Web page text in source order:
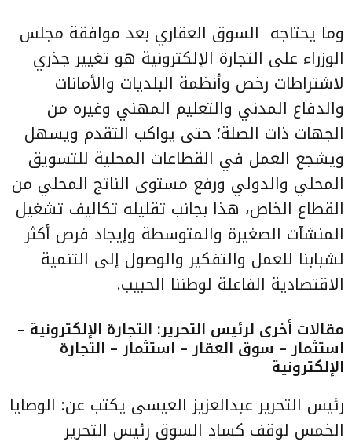
وما يحتاجه السوق العقاري بعد موافقة مجلس
الوزراء على التجارة الإلكترونية هو تغيير جذري
لاشتراطات رخص وأنظمة البلديات والأمانات
والدفاع المدني والتعليم المهني وغيره من
الجهات ذات الصلة؛ حتى يواكب التقدم ويسهل
ويشجع العمل في القطاعات المحلية للتسويق
المحلي والدولي ورفع مستوى الناتج المحلي من
القطاع الخاص، هذا بجانب تقليله تكاليف تشغيل
المنشآت الصغيرة والمتوسطة وإيجاد فرص أكثر
لشبابنا للعمل والتفكير والوصول إلى التنمية
الاقتصادية الفاعلة لوطننا الحبيب.
مقالات أخرى لرئيس التحرير: التجارة الإلكترونية –
استثمار – سوق العقار – استثمار – التجارة
الإلكترونية
رئيس التحرير عبدالعزيز العيسى يكتب عن: الوصايا
الخمس لوقف كساد السوق رئيس التحرير